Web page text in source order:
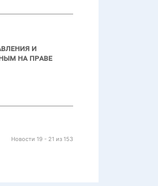
и
на праве
Новости 19 - 21 из 153